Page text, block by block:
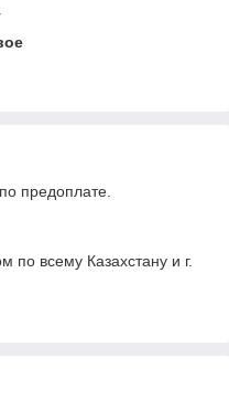
предоплате.
по всему Казахстану и г.